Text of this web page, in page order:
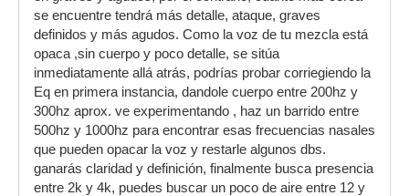
se encuentre tendrá más detalle, ataque, graves
definidos y más agudos. Como la voz de tu mezcla está
opaca ,sin cuerpo y poco detalle, se sitúa
inmediatamente allá atrás, podrías probar corriegiendo la
Eq en primera instancia, dandole cuerpo entre 200hz y
300hz aprox. ve experimentando , haz un barrido entre
500hz y 1000hz para encontrar esas frecuencias nasales
que pueden opacar la voz y restarle algunos dbs.
ganarás claridad y definición, finalmente busca presencia
entre 2k y 4k, puedes buscar un poco de aire entre 12 y